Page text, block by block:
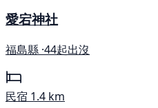
愛宕神社
福島縣 ·44起出沒
民宿 1.4 km